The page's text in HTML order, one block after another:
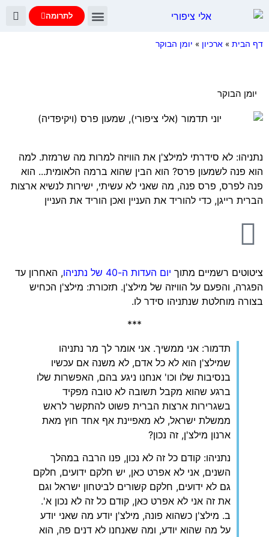
לתרומה
דף הבית » ארכיון » יומן הבוקר
יומן הבוקר
נתניהו: לא סידרתי למילצ'ן את הוויזה למרות מה שרמזת. למה
הוא פנה לשמעון פרס? הוא הבין שהוא ברמה הלאומית... הוא
פנה לפרס, פרס פנה, מה שאני לא עשיתי, ישירות לנשיא ארצות
הברית רייגן, כדי להוריד את העניין ואכן הוריד את העניין
ציטוטים רשמיים מתוך יום העדות ה-40 של נתניהו
, האחרון עד
הפגרה, והפעם על הוויזה של מילצ'ן. תזכורת: מילצ'ן הכחיש
בצורה מוחלטת שנתניהו סידר לו.
***
תדמור: אני ממשיך. אני אומר לך מר נתניהו
שמילצ'ן הוא לא כל אדם, לא משנה אם עכשיו
בנסיבות שלו וכו' אנחנו ניגע בהם, האפשרות שלו
ברגע שהוא מקבל תשובה לא טובה מפקיד
בשגרירות ארצות הברית פשוט להתקשר לראש
ממשלת ישראל, לא מאפיינת אף אחד חוץ מאת
ארנון מילצ'ן, זה נכון?
נתניהו: קודם כל זה לא נכון, פנו הרבה במהלך
השנים, אני לא אפרט כאן, יש חלקם ידועים, חלקם
גם לא ידועים, חלקם קשורים לביטחון ישראל וגם
את זה אני לא אפרט כאן, קודם כל זה לא נכון א'.
ב. מילצ'ן כשהוא פונה, מילצ'ן יודע מה שאני יודע
על מה שהוא יודע, ומה שאנחנו לא דנים פה, הוא